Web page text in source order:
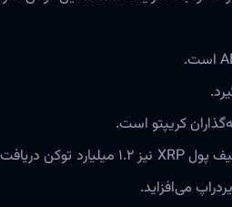
قابل ذکر است که ۲.۲ میلیون کیف پول XRP نیز ۱.۲ میلیارد توکن دریافت
می‌افزاید.